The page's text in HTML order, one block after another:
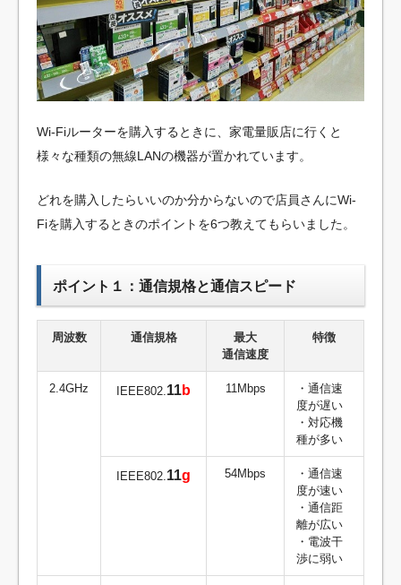
Wi-Fiルーターを購入するときに、家電量販店に行くと
様々な種類の無線LANの機器が置かれています。
どれを購入したらいいのか分からないので店員さんにWi-
Fiを購入するときのポイントを6つ教えてもらいました。
ポイント１：通信規格と通信スピード
周波数 通信規格
最大
通信速度
特徴
2.4GHz IEEE802.11b 11Mbps
・通信速
度が遅い
・対応機
種が多い
IEEE802.11g 54Mbps
・通信速
度が速い
・通信距
離が広い
・電波干
渉に弱い